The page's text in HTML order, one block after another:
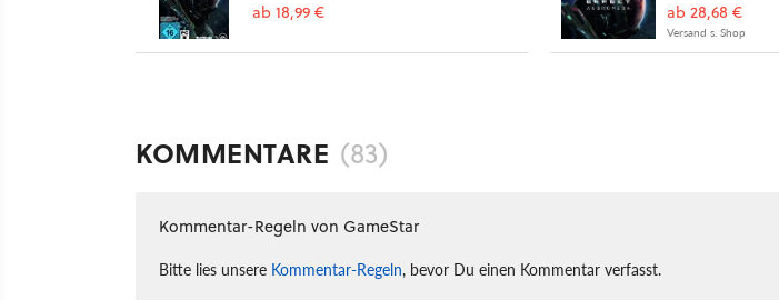
ab 18,99 € ab 28,68 €
Versand s. Shop
KOMMENTARE (83)
Kommentar-Regeln von GameStar
Bitte lies unsere Kommentar-Regeln, bevor Du einen Kommentar verfasst.